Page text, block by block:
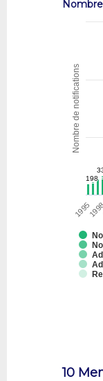
Nombre de notifications
198
198
1995
10